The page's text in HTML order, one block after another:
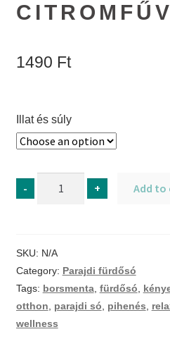
1490 Ft
Illat és súly
-
quantity
+ Add to
SKU: N/A
Category: Parajdi fürdősó
Tags: borsmenta, fürdősó
otthon
parajdi só pihenés
wellness